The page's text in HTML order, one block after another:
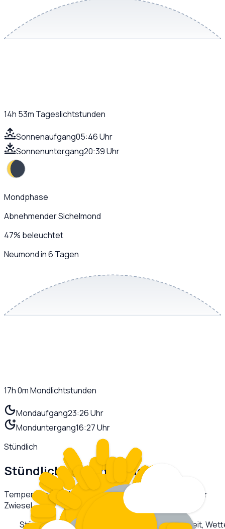
14h 53m Tageslichtstunden
Sonnenaufgang05:46 Uhr
Sonnenuntergang20:39 Uhr
Mondphase
Abnehmender Sichelmond
47% beleuchtet
Neumond in 6 Tagen
17h 0mMondlichtstunden
Mondaufgang23:26 Uhr
Monduntergang16:27 Uhr
Stündlich
Stündliche Prognose Heute
Temperatur und Niederschlag im stündlichen Verlauf für
Zwiesel.
Stündliche Wettervorhersage für
Zwiesel: Uhrzeit,